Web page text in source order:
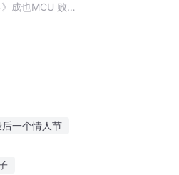
》成也MCU 败也
后一个情人节